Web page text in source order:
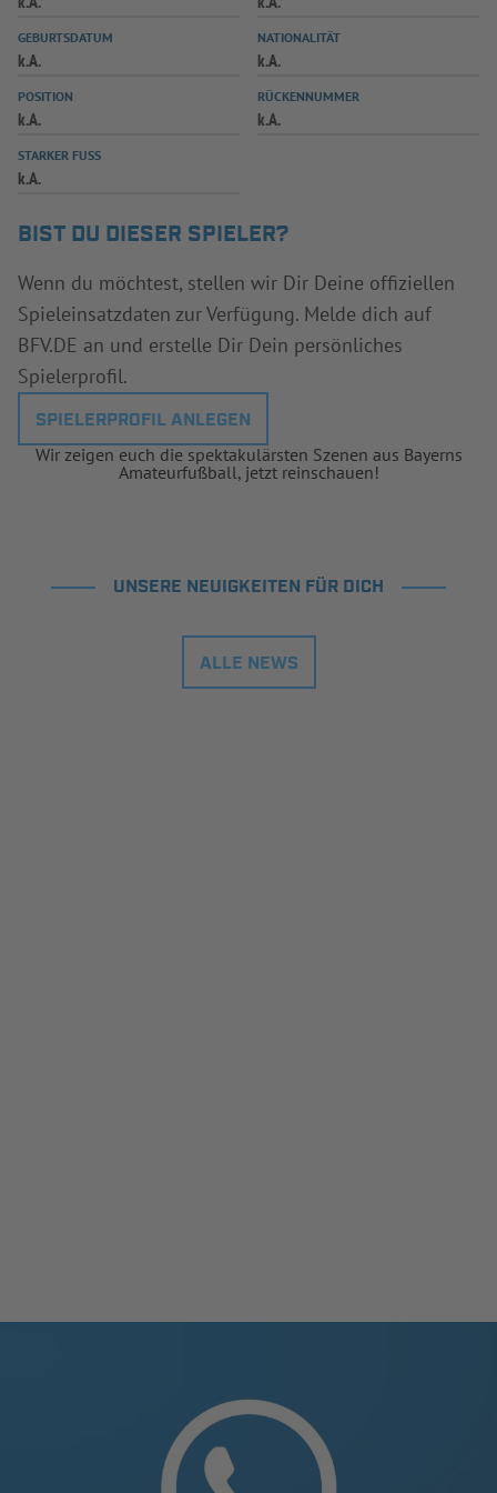
SPIELPLUS
GEBURTSDATUM
k.A.
NATIONALITÄT
k.A.
POSITION
k.A.
RÜCKENNUMMER
k.A.
STARKER FUSS
k.A.
BIST DU DIESER SPIELER?
Wenn du möchtest, stellen wir Dir Deine offiziellen
Spieleinsatzdaten zur Verfügung. Melde dich auf
BFV.DE an und erstelle Dir Dein persönliches
Spielerprofil.
SPIELERPROFIL ANLEGEN
Wir zeigen euch die spektakulärsten Szenen aus Bayerns
Amateurfußball, jetzt reinschauen!
UNSERE NEUIGKEITEN FÜR DICH
ALLE NEWS